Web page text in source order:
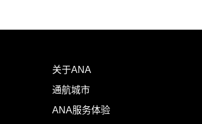
关于ANA
通航城市
ANA服务体验